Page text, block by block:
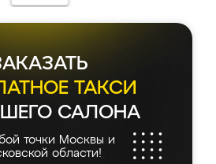
ТАКСИ
САЛОНА
точки Москвы и
области!